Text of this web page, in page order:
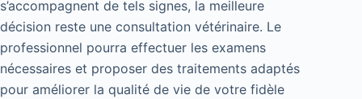
s’accompagnent de tels signes, la meilleure
décision reste une consultation vétérinaire. Le
professionnel pourra effectuer les examens
nécessaires et proposer des traitements adaptés
pour améliorer la qualité de vie de votre fidèle